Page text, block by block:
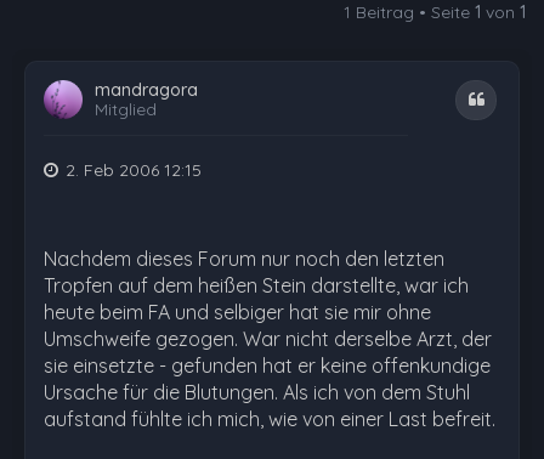
1 Beitrag • Seite 1 von 1
mandragora
Mitglied
Zitat
2. Feb 2006 12:15
Nachdem dieses Forum nur noch den letzten
Tropfen auf dem heißen Stein darstellte, war ich
heute beim FA und selbiger hat sie mir ohne
Umschweife gezogen. War nicht derselbe Arzt, der
sie einsetzte - gefunden hat er keine offenkundige
Ursache für die Blutungen. Als ich von dem Stuhl
aufstand fühlte ich mich, wie von einer Last befreit.